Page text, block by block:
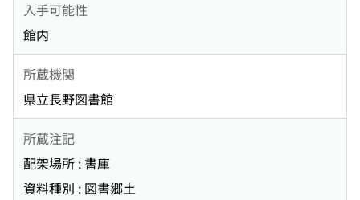
入手可能性
館内
所蔵機関
県立長野図書館
所蔵注記
配架場所 : 書庫
資料種別 : 図書郷土